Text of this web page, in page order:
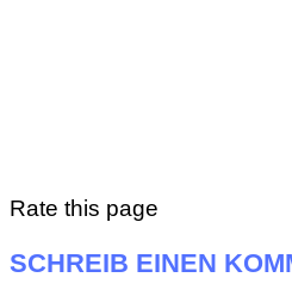
Rate this page
SCHREIB EINEN